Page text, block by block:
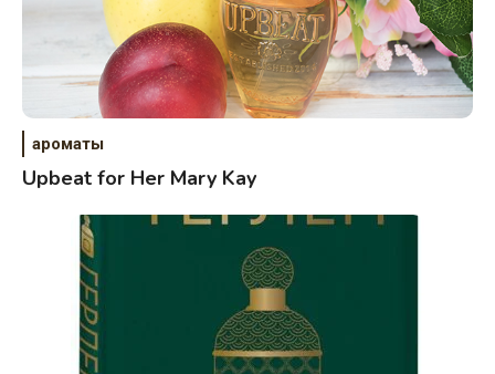
ароматы
Upbeat for Her Mary Kay